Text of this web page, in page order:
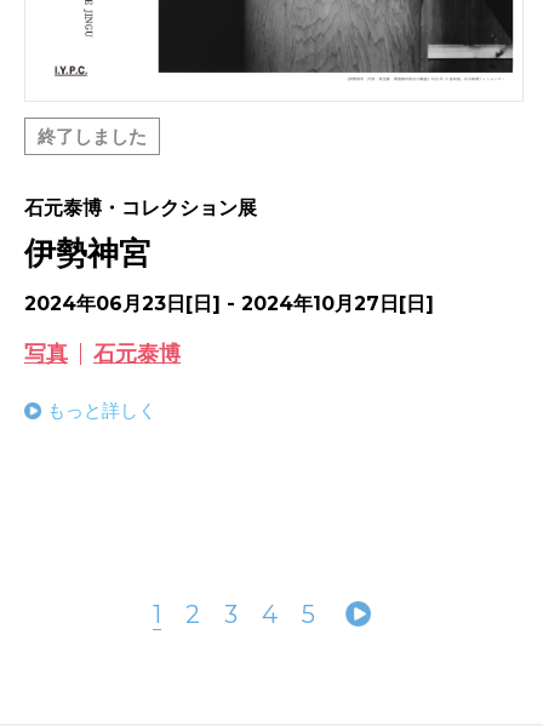
終了しました
石元泰博・コレクション展
伊勢神宮
2024年06月23日[日] - 2024年10月27日[日]
写真 石元泰博
もっと詳しく
1 2 3 4 5